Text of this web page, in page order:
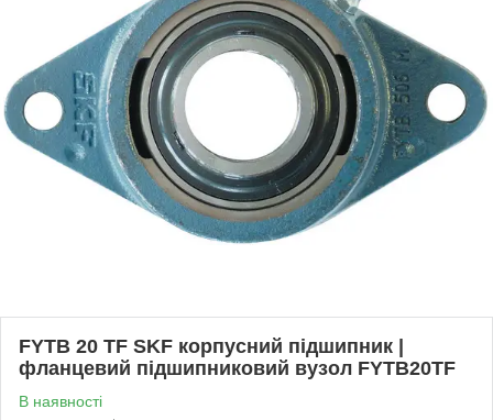
FYTB 20 TF SKF корпусний підшипник |
фланцевий підшипниковий вузол FYTB20TF
В наявності